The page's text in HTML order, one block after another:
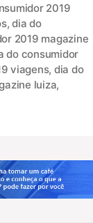
2019
,dia do
2019 magazine
do consumidor
viagens, dia do
luiza,